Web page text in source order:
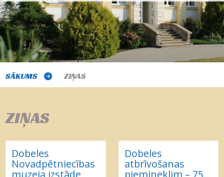
SĀKUMS ZIŅAS
ZIŅAS
Dobeles
Novadpētniecības
muzeja izstāde
Dobeles
atbrīvošanas
piemineklim – 75